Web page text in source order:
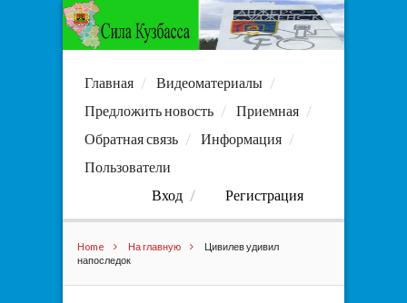
Главная
Видеоматериалы
Предложить новость
Приемная
Обратная связь
Информация
Пользователи
Вход
Регистрация
Home На главную
Цивилев удивил
напоследок